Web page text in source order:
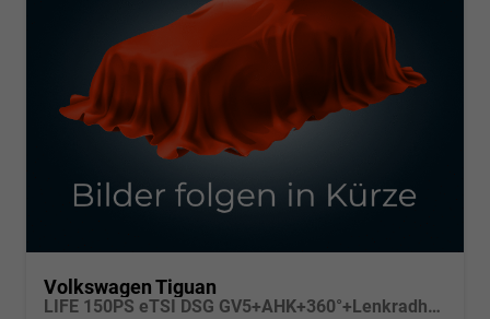
Volkswagen Tiguan
LIFE 150PS eTSI DSG GV5+AHK+360°+Lenkradheiz+IQ.Drive+ACC+App+eHeck+LED